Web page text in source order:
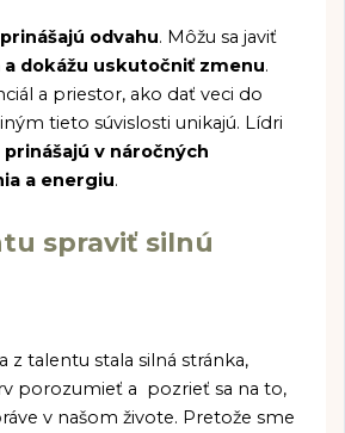
odvahu. Môžu sa javiť
a dokážu uskutočniť zmenu.
a priestor, ako dať veci do
tieto súvislosti unikajú. Lídri
prinášajú v náročných
a energiu.
spraviť silnú
z talentu stala silná stránka,
porozumieť a pozrieť sa na to,
v našom živote. Pretože sme